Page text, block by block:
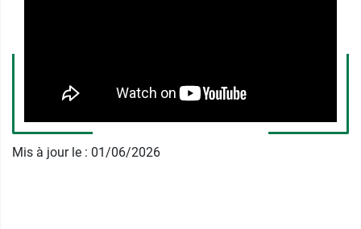
50+ Kids Eucerin : une protection
contre les radicaux libres
La Technologie Spectrale Avancée intégrée dans
Mis à jour le : 01/06/2026